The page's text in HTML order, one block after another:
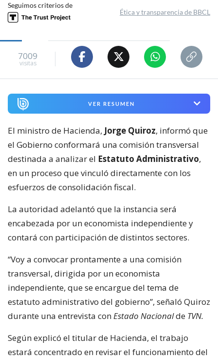
Seguimos criterios de
Ética y transparencia de BBCL
7009
visitas
VER RESUMEN
El ministro de Hacienda, Jorge Quiroz, informó que
el Gobierno conformará una comisión transversal
destinada a analizar el Estatuto Administrativo,
en un proceso que vinculó directamente con los
esfuerzos de consolidación fiscal.
La autoridad adelantó que la instancia será
encabezada por un economista independiente y
contará con participación de distintos sectores.
“Voy a convocar prontamente a una comisión
transversal, dirigida por un economista
independiente, que se encargue del tema de
estatuto administrativo del gobierno”, señaló Quiroz
durante una entrevista con Estado Nacionalde TVN.
Según explicó el titular de Hacienda, el trabajo
estará concentrado en revisar el funcionamiento del